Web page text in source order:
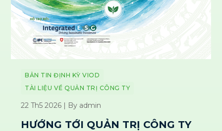
BẢN TIN ĐỊNH KỲ VIOD
TÀI LIỆU VỀ QUẢN TRỊ CÔNG TY
22 Th5 2026 | By admin
HƯỚNG TỚI QUẢN TRỊ CÔNG TY